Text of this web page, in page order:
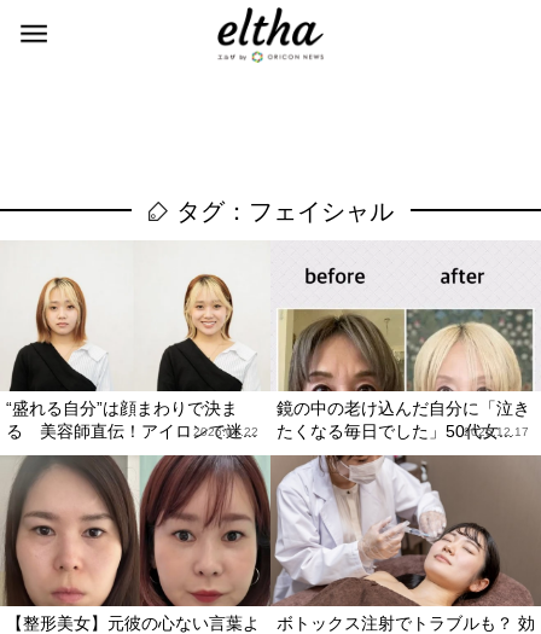
タグ：フェイシャル
“盛れる自分”は顔まわりで決ま
る 美容師直伝！アイロンで迷...
2026.06.22
鏡の中の老け込んだ自分に「泣き
たくなる毎日でした」50代女...
2025.12.17
【整形美女】元彼の心ない言葉よ
ボトックス注射でトラブルも？ 効